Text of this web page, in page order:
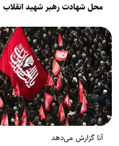
محل شهادت رهبر شهید انقلاب
آنا گزارش می‌دهد